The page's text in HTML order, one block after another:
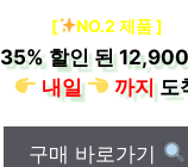
[ NO.2 제품 ]
35% 할인 된
내일
까지도
구매 바로가기